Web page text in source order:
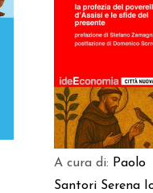
AGGIUNGI AL
A cura di: Paolo
Santori Serena